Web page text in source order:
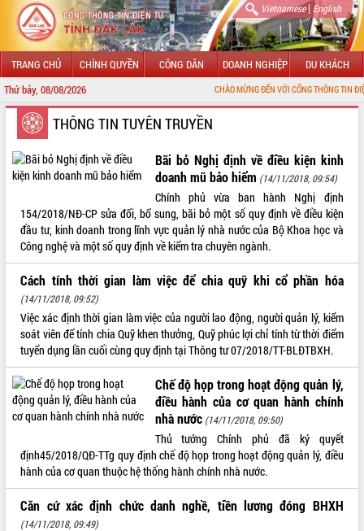
Vietnamese| English
TRANG CHỦ CHÍNH QUYỀN CÔNG DÂN DOANH NGHIỆP DU KHÁCH
Thứ bảy, 08/08/2026 CHÀO MỪNG ĐẾN VỚI CỔNG THÔNG TIN ĐIỆN TỬ TỈNH
GIỚI THIỆU
LÃNH ĐẠO UBND TỈNH
TIN TỨC SỰ KIỆN
SỞ, BAN, NGÀNH
UBND CÁC XÃ, PHƯỜNG
THÔNG TIN CHỈ ĐẠO ĐIỀU HÀNH
HỆ THỐNG VĂN BẢN
VĂN BẢN HĐND TỈNH
ĐIỂM TIN VĂN BẢN
QUY HOẠCH - KẾ HOẠCH
THÔNG TIN TUYÊN TRUYỀN
Bãi bỏ Nghị định về điều kiện kinh
doanh mũ bảo hiểm (14/11/2018, 09:54)
Chính phủ vừa ban hành Nghị định
154/2018/NĐ-CP sửa đổi, bổ sung, bãi bỏ một số quy định về điều kiện
đầu tư, kinh doanh trong lĩnh vực quản lý nhà nước của Bộ Khoa học và
Công nghệ và một số quy định về kiểm tra chuyên ngành.
Cách tính thời gian làm việc để chia quỹ khi cổ phần hóa
(14/11/2018, 09:52)
Việc xác định thời gian làm việc của người lao động, người quản lý, kiểm
soát viên để tính chia Quỹ khen thưởng, Quỹ phúc lợi chỉ tính từ thời điểm
tuyển dụng lần cuối cùng quy định tại Thông tư 07/2018/TT-BLĐTBXH.
Chế độ họp trong hoạt động quản lý,
điều hành của cơ quan hành chính
nhà nước (14/11/2018, 09:50)
Thủ tướng Chính phủ đã ký quyết
định45/2018/QĐ-TTg quy định chế độ họp trong hoạt động quản lý, điều
hành của cơ quan thuộc hệ thống hành chính nhà nước.
Căn cứ xác định chức danh nghề, tiền lương đóng BHXH
(14/11/2018, 09:49)